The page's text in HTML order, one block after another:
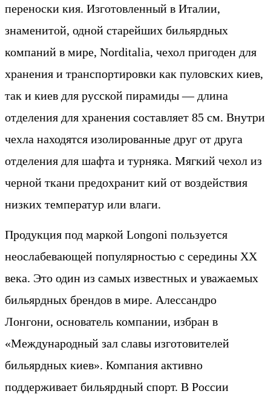
переноски кия. Изготовленный в Италии,
знаменитой, одной старейших бильярдных
компаний в мире, Norditalia, чехол пригоден для
хранения и транспортировки как пуловских киев,
так и киев для русской пирамиды — длина
отделения для хранения составляет 85 см. Внутри
чехла находятся изолированные друг от друга
отделения для шафта и турняка. Мягкий чехол из
черной ткани предохранит кий от воздействия
низких температур или влаги.
Продукция под маркой Longoni пользуется
неослабевающей популярностью с середины ХХ
века. Это один из самых известных и уважаемых
бильярдных брендов в мире. Алессандро
Лонгони, основатель компании, избран в
«Международный зал славы изготовителей
бильярдных киев». Компания активно
поддерживает бильярдный спорт. В России